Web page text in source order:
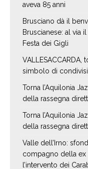
aveva 85 anni
Brusciano dà il
Bruscianese: al via
Festa dei Gigli
VALLESACCARDA,
simbolo di
Torna l’Aquilonia
della rassegna
Torna l’Aquilonia
della rassegna
Valle dell’Irno:
compagno della ex
l’intervento dei